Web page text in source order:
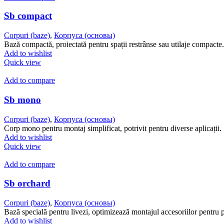
Sb compact
Corpuri (baze), Корпуса (основы)
Bază compactă, proiectată pentru spații restrânse sau utilaje compacte.
Add to wishlist
Quick view
Add to compare
Sb mono
Corpuri (baze), Корпуса (основы)
Corp mono pentru montaj simplificat, potrivit pentru diverse aplicații.
Add to wishlist
Quick view
Add to compare
Sb orchard
Corpuri (baze), Корпуса (основы)
Bază specială pentru livezi, optimizează montajul accesoriilor pentru
Add to wishlist